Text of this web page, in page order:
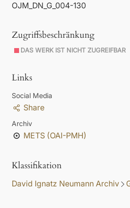
OJM_DN_G_004-130
Zugriffsbeschränkung
DAS WERK IST NICHT ZUGREIFBAR
Links
Social Media
Share
Archiv
METS (OAI-PMH)
Klassifikation
David Ignatz Neumann Archiv